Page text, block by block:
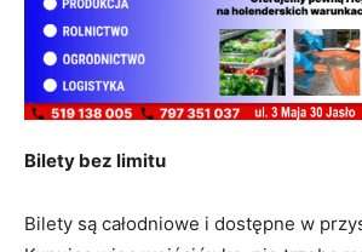
Bilety bez limitu
Bilety są całodniowe i dostępne w